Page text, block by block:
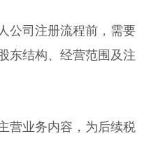
公司注册流程前，需要
东结构、经营范围及注
营业务内容，为后续税